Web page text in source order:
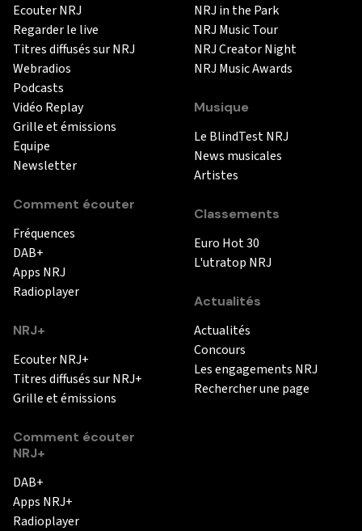
Ecouter NRJ
Regarder le live
Titres diffusés sur NRJ
Webradios
Podcasts
Vidéo Replay
Grille et émissions
Equipe
Newsletter
Comment écouter
Fréquences
DAB+
Apps NRJ
Radioplayer
NRJ+
Ecouter NRJ+
Titres diffusés sur NRJ+
Grille et émissions
Comment écouter
NRJ+
DAB+
Apps NRJ+
Radioplayer
NRJ in the Park
NRJ Music Tour
NRJ Creator Night
NRJ Music Awards
Musique
Le BlindTest NRJ
News musicales
Artistes
Classements
Euro Hot 30
L'utratop NRJ
Actualités
Actualités
Concours
Les engagements NRJ
Rechercher une page